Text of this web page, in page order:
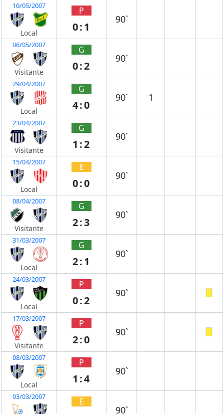
10/05/2007
Local
P
0:1
90`
06/05/2007
Visitante
G
0:2
90`
29/04/2007
Local
G
4:0
90` 1
23/04/2007
Visitante
G
1:2
90`
15/04/2007
Local
E
0:0
90`
08/04/2007
Visitante
G
2:3
90`
31/03/2007
Local
G
2:1
90`
24/03/2007
Local
P
0:2
90`
17/03/2007
Visitante
P
2:0
90`
08/03/2007
Local
P
1:4
90`
03/03/2007 E
90`